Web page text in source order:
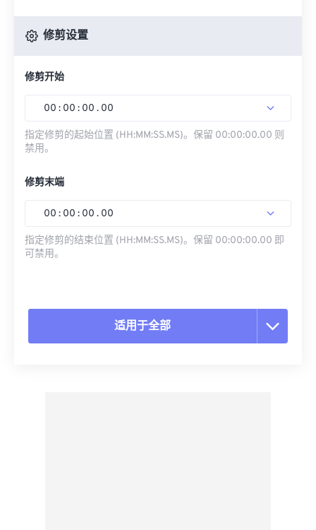
修剪设置
修剪开始
00 : 00 : 00 . 00
指定修剪的起始位置 (HH:MM:SS.MS)。保留 00:00:00.00 则
禁用。
修剪末端
00 : 00 : 00 . 00
指定修剪的结束位置 (HH:MM:SS.MS)。保留 00:00:00.00 即
可禁用。
适用于全部